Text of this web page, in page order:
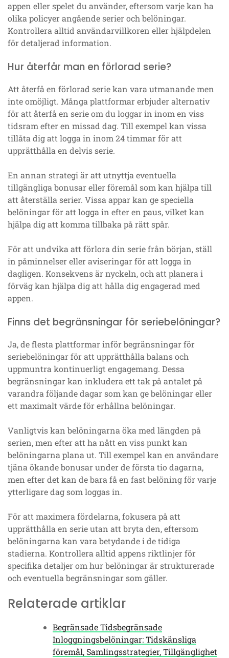
appen eller spelet du använder, eftersom varje kan ha
olika policyer angående serier och belöningar.
Kontrollera alltid användarvillkoren eller hjälpdelen
för detaljerad information.
Hur återfår man en förlorad serie?
Att återfå en förlorad serie kan vara utmanande men
inte omöjligt. Många plattformar erbjuder alternativ
för att återfå en serie om du loggar in inom en viss
tidsram efter en missad dag. Till exempel kan vissa
tillåta dig att logga in inom 24 timmar för att
upprätthålla en delvis serie.
En annan strategi är att utnyttja eventuella
tillgängliga bonusar eller föremål som kan hjälpa till
att återställa serier. Vissa appar kan ge speciella
belöningar för att logga in efter en paus, vilket kan
hjälpa dig att komma tillbaka på rätt spår.
För att undvika att förlora din serie från början, ställ
in påminnelser eller aviseringar för att logga in
dagligen. Konsekvens är nyckeln, och att planera i
förväg kan hjälpa dig att hålla dig engagerad med
appen.
Finns det begränsningar för seriebelöningar?
Ja, de flesta plattformar inför begränsningar för
seriebelöningar för att upprätthålla balans och
uppmuntra kontinuerligt engagemang. Dessa
begränsningar kan inkludera ett tak på antalet på
varandra följande dagar som kan ge belöningar eller
ett maximalt värde för erhållna belöningar.
Vanligtvis kan belöningarna öka med längden på
serien, men efter att ha nått en viss punkt kan
belöningarna plana ut. Till exempel kan en användare
tjäna ökande bonusar under de första tio dagarna,
men efter det kan de bara få en fast belöning för varje
ytterligare dag som loggas in.
För att maximera fördelarna, fokusera på att
upprätthålla en serie utan att bryta den, eftersom
belöningarna kan vara betydande i de tidiga
stadierna. Kontrollera alltid appens riktlinjer för
specifika detaljer om hur belöningar är strukturerade
och eventuella begränsningar som gäller.
Relaterade artiklar
Begränsade Tidsbegränsade
Inloggningsbelöningar: Tidskänsliga
föremål, Samlingsstrategier, Tillgänglighet